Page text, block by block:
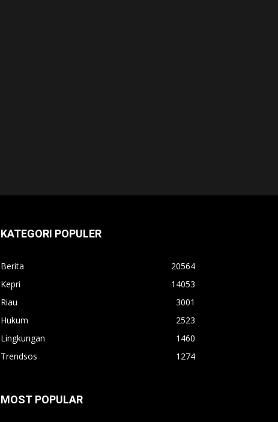
KATEGORI POPULER
Berita
20564
Kepri
14053
Riau
3001
Hukum
2523
Lingkungan
1460
Trendsos
1274
MOST POPULAR